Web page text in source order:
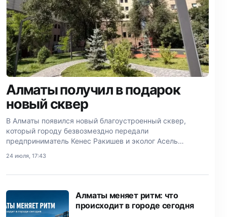
Алматы получил в подарок
новый сквер
В Алматы появился новый благоустроенный сквер,
который городу безвозмездно передали
предприниматель Кенес Ракишев и эколог Асель
24 июля, 17:43
Алматы меняет ритм: что
происходит в городе сегодня